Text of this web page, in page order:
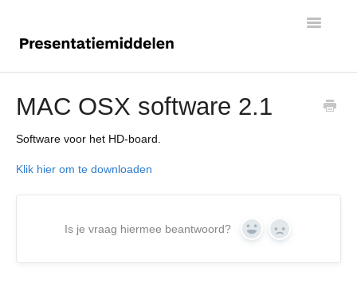
Toggle
Digiborden
Touchscreens
MAC OSX software 2.1
Software voor het HD-board.
Klik hier om te downloaden
Is je vraag hiermee beantwoord? Yes No